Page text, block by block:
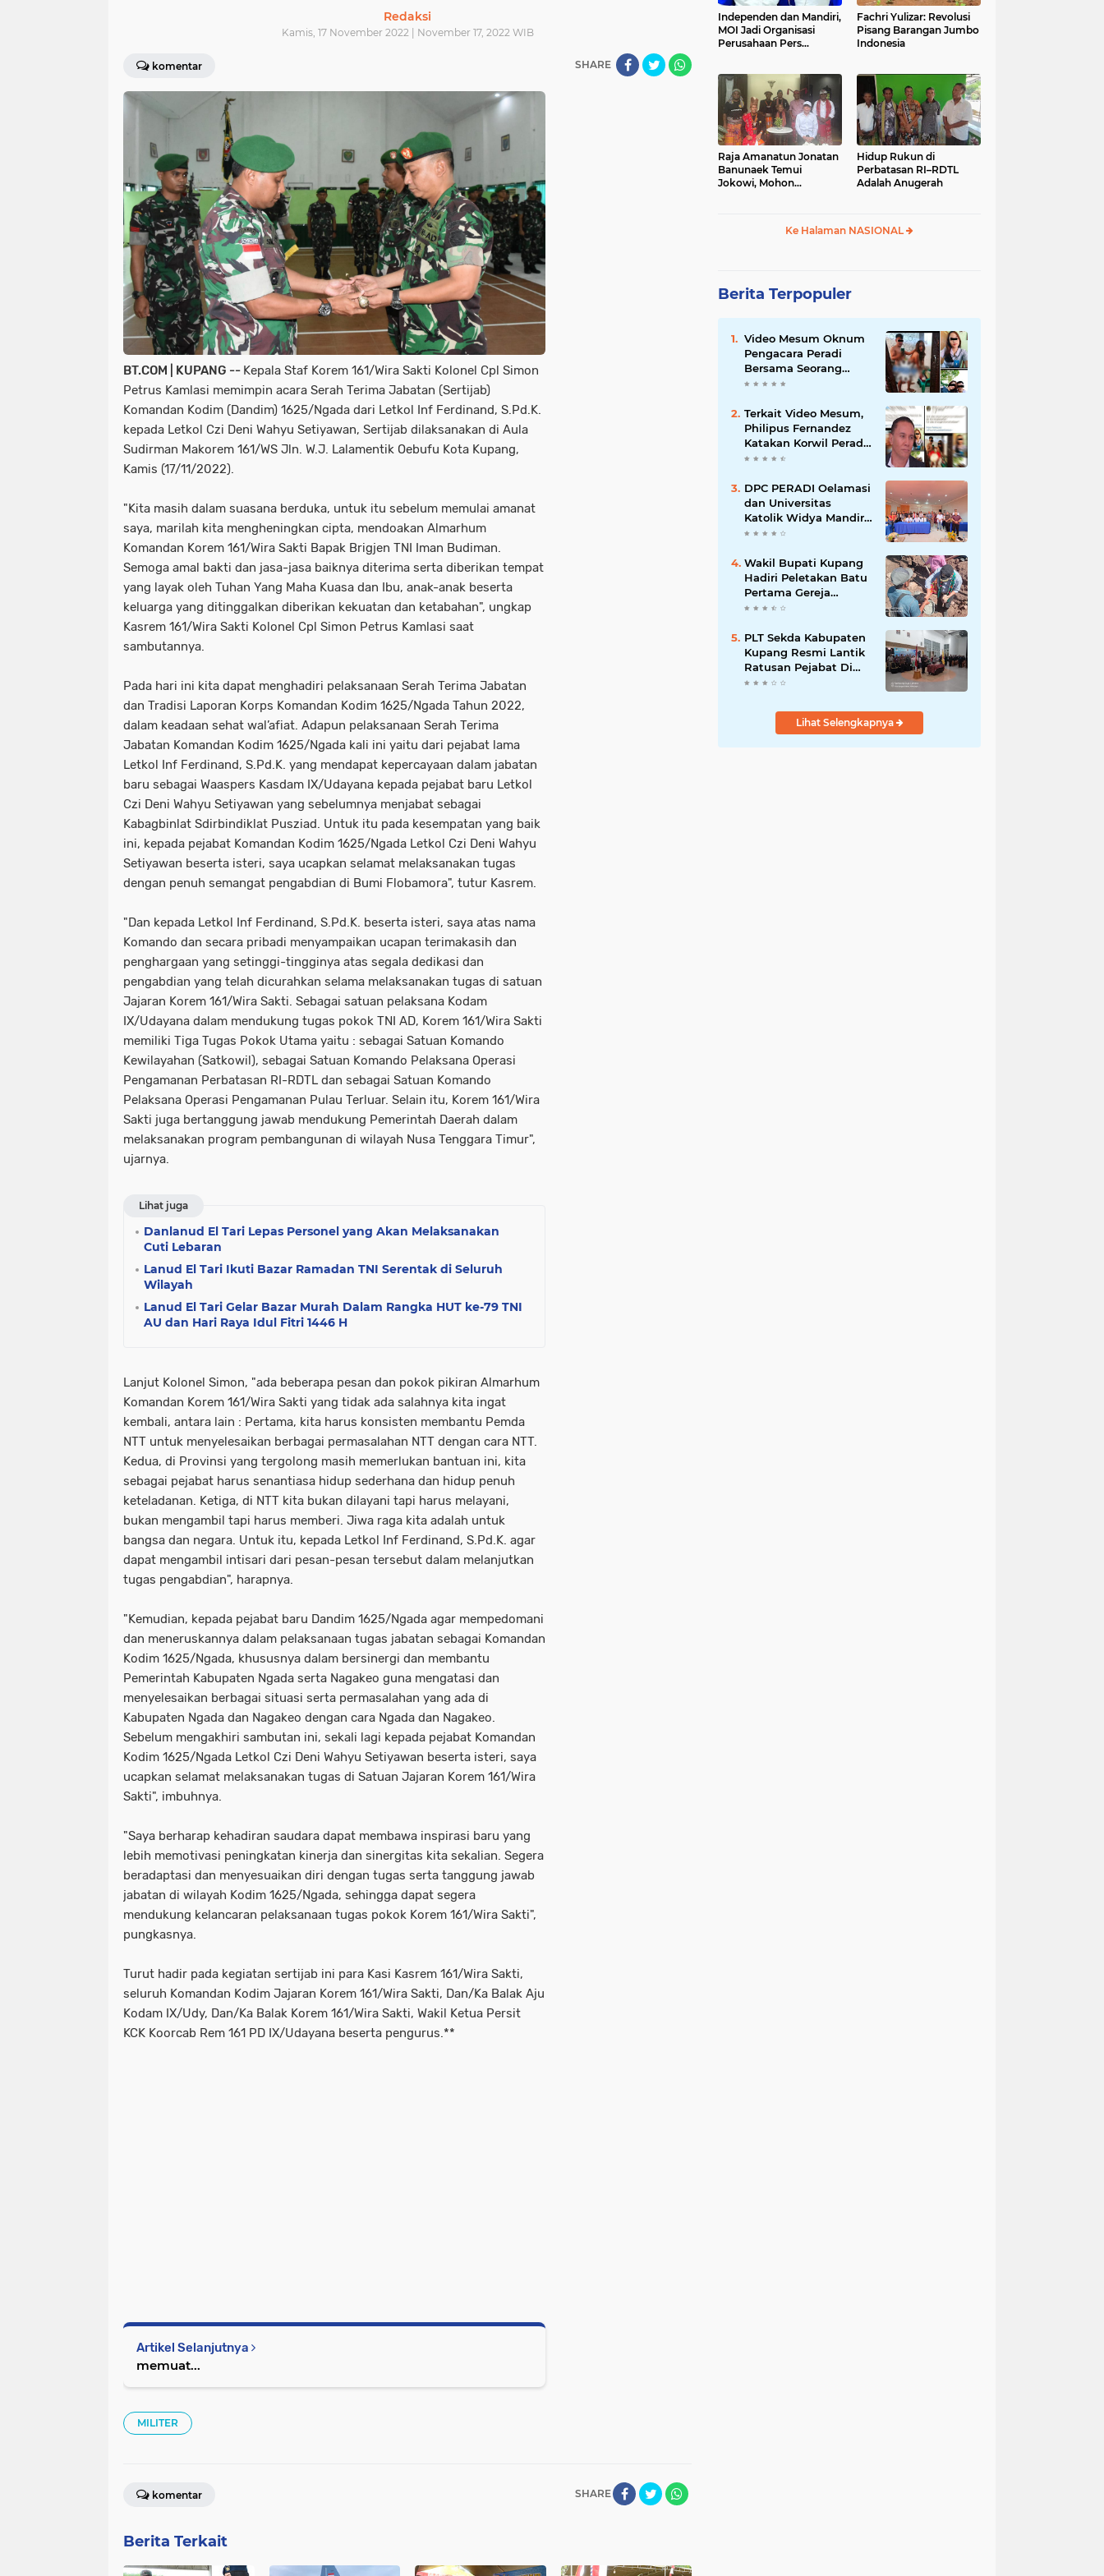
Redaksi
Kamis, 17 November 2022 | November 17, 2022 WIB
komentar SHARE
BT.COM | KUPANG -- Kepala Staf Korem 161/Wira Sakti Kolonel Cpl Simon
Petrus Kamlasi memimpin acara Serah Terima Jabatan (Sertijab)
Komandan Kodim (Dandim) 1625/Ngada dari Letkol Inf Ferdinand, S.Pd.K.
kepada Letkol Czi Deni Wahyu Setiyawan, Sertijab dilaksanakan di Aula
Sudirman Makorem 161/WS Jln. W.J. Lalamentik Oebufu Kota Kupang,
Kamis (17/11/2022).
"Kita masih dalam suasana berduka, untuk itu sebelum memulai amanat
saya, marilah kita mengheningkan cipta, mendoakan Almarhum
Komandan Korem 161/Wira Sakti Bapak Brigjen TNI Iman Budiman.
Semoga amal bakti dan jasa-jasa baiknya diterima serta diberikan tempat
yang layak oleh Tuhan Yang Maha Kuasa dan Ibu, anak-anak beserta
keluarga yang ditinggalkan diberikan kekuatan dan ketabahan", ungkap
Kasrem 161/Wira Sakti Kolonel Cpl Simon Petrus Kamlasi saat
sambutannya.
Pada hari ini kita dapat menghadiri pelaksanaan Serah Terima Jabatan
dan Tradisi Laporan Korps Komandan Kodim 1625/Ngada Tahun 2022,
dalam keadaan sehat wal’afiat. Adapun pelaksanaan Serah Terima
Jabatan Komandan Kodim 1625/Ngada kali ini yaitu dari pejabat lama
Letkol Inf Ferdinand, S.Pd.K. yang mendapat kepercayaan dalam jabatan
baru sebagai Waaspers Kasdam IX/Udayana kepada pejabat baru Letkol
Czi Deni Wahyu Setiyawan yang sebelumnya menjabat sebagai
Kabagbinlat Sdirbindiklat Pusziad. Untuk itu pada kesempatan yang baik
ini, kepada pejabat Komandan Kodim 1625/Ngada Letkol Czi Deni Wahyu
Setiyawan beserta isteri, saya ucapkan selamat melaksanakan tugas
dengan penuh semangat pengabdian di Bumi Flobamora", tutur Kasrem.
"Dan kepada Letkol Inf Ferdinand, S.Pd.K. beserta isteri, saya atas nama
Komando dan secara pribadi menyampaikan ucapan terimakasih dan
penghargaan yang setinggi-tingginya atas segala dedikasi dan
pengabdian yang telah dicurahkan selama melaksanakan tugas di satuan
Jajaran Korem 161/Wira Sakti. Sebagai satuan pelaksana Kodam
IX/Udayana dalam mendukung tugas pokok TNI AD, Korem 161/Wira Sakti
memiliki Tiga Tugas Pokok Utama yaitu : sebagai Satuan Komando
Kewilayahan (Satkowil), sebagai Satuan Komando Pelaksana Operasi
Pengamanan Perbatasan RI-RDTL dan sebagai Satuan Komando
Pelaksana Operasi Pengamanan Pulau Terluar. Selain itu, Korem 161/Wira
Sakti juga bertanggung jawab mendukung Pemerintah Daerah dalam
melaksanakan program pembangunan di wilayah Nusa Tenggara Timur",
ujarnya.
Lihat juga
Danlanud El Tari Lepas Personel yang Akan Melaksanakan
Cuti Lebaran
Lanud El Tari Ikuti Bazar Ramadan TNI Serentak di Seluruh
Wilayah
Lanud El Tari Gelar Bazar Murah Dalam Rangka HUT ke-79 TNI
AU dan Hari Raya Idul Fitri 1446 H
Lanjut Kolonel Simon, "ada beberapa pesan dan pokok pikiran Almarhum
Komandan Korem 161/Wira Sakti yang tidak ada salahnya kita ingat
kembali, antara lain : Pertama, kita harus konsisten membantu Pemda
NTT untuk menyelesaikan berbagai permasalahan NTT dengan cara NTT.
Kedua, di Provinsi yang tergolong masih memerlukan bantuan ini, kita
sebagai pejabat harus senantiasa hidup sederhana dan hidup penuh
keteladanan. Ketiga, di NTT kita bukan dilayani tapi harus melayani,
bukan mengambil tapi harus memberi. Jiwa raga kita adalah untuk
bangsa dan negara. Untuk itu, kepada Letkol Inf Ferdinand, S.Pd.K. agar
dapat mengambil intisari dari pesan-pesan tersebut dalam melanjutkan
tugas pengabdian", harapnya.
"Kemudian, kepada pejabat baru Dandim 1625/Ngada agar mempedomani
dan meneruskannya dalam pelaksanaan tugas jabatan sebagai Komandan
Kodim 1625/Ngada, khususnya dalam bersinergi dan membantu
Pemerintah Kabupaten Ngada serta Nagakeo guna mengatasi dan
menyelesaikan berbagai situasi serta permasalahan yang ada di
Kabupaten Ngada dan Nagakeo dengan cara Ngada dan Nagakeo.
Sebelum mengakhiri sambutan ini, sekali lagi kepada pejabat Komandan
Kodim 1625/Ngada Letkol Czi Deni Wahyu Setiyawan beserta isteri, saya
ucapkan selamat melaksanakan tugas di Satuan Jajaran Korem 161/Wira
Sakti", imbuhnya.
"Saya berharap kehadiran saudara dapat membawa inspirasi baru yang
lebih memotivasi peningkatan kinerja dan sinergitas kita sekalian. Segera
beradaptasi dan menyesuaikan diri dengan tugas serta tanggung jawab
jabatan di wilayah Kodim 1625/Ngada, sehingga dapat segera
mendukung kelancaran pelaksanaan tugas pokok Korem 161/Wira Sakti",
pungkasnya.
Turut hadir pada kegiatan sertijab ini para Kasi Kasrem 161/Wira Sakti,
seluruh Komandan Kodim Jajaran Korem 161/Wira Sakti, Dan/Ka Balak Aju
Kodam IX/Udy, Dan/Ka Balak Korem 161/Wira Sakti, Wakil Ketua Persit
KCK Koorcab Rem 161 PD IX/Udayana beserta pengurus.**
Artikel Selanjutnya
memuat...
MILITER
SHARE
komentar
Berita Terkait
Independen dan Mandiri,
MOI Jadi Organisasi
Perusahaan Pers
Fachri Yulizar: Revolusi
Pisang Barangan Jumbo
Indonesia
Raja Amanatun Jonatan
Banunaek Temui
Jokowi, Mohon
Hidup Rukun di
Perbatasan RI–RDTL
Adalah Anugerah
Ke Halaman NASIONAL
Berita Terpopuler
Video Mesum Oknum
Pengacara Peradi
Bersama Seorang
Wanita Viral di
Terkait Video Mesum,
Philipus Fernandez
Katakan Korwil Peradi
NTT Akan Panggil
DPC PERADI Oelamasi
dan Universitas
Katolik Widya Mandira
Kupang Resmi Tutup
Wakil Bupati Kupang
Hadiri Peletakan Batu
Pertama Gereja
Imanuel Bonet
PLT Sekda Kabupaten
Kupang Resmi Lantik
Ratusan Pejabat Di
Lingkup Kabupaten
Lihat Selengkapnya